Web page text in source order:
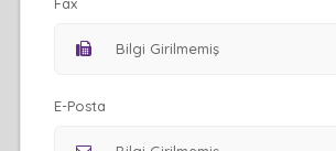
Fax
E-Posta